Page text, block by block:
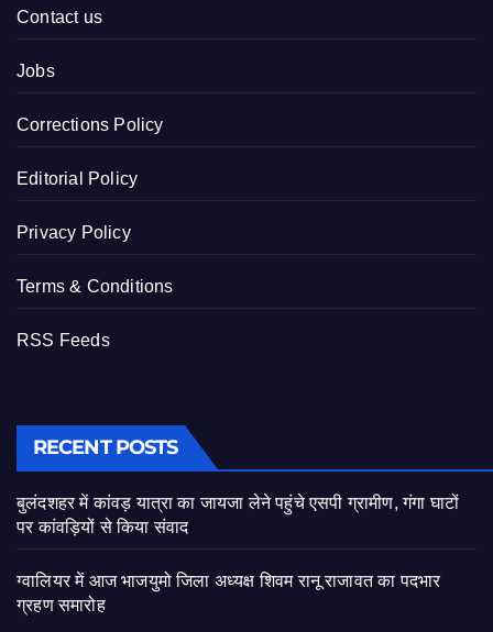
Contact us
Jobs
Corrections Policy
Editorial Policy
Privacy Policy
Terms & Conditions
RSS Feeds
RECENT POSTS
बुलंदशहर में कांवड़ यात्रा का जायजा लेने पहुंचे एसपी ग्रामीण, गंगा घाटों
पर कांवड़ियों से किया संवाद
ग्वालियर में आज भाजयुमो जिला अध्यक्ष शिवम रानू राजावत का पदभार
ग्रहण समारोह